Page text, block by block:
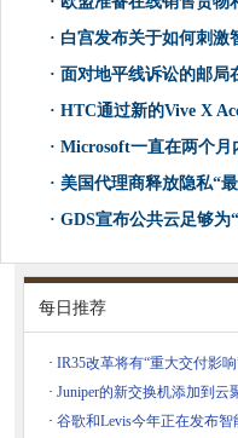
· 白宫发布关于如何刺激
· 面对地平线诉讼的邮局
· HTC通过新的Vive X
· Microsoft一直在两个月
· 美国代理商释放隐私“
· GDS宣布公共云足够为
每日推荐
· IR35改革将有“重大交付影
· Juniper的新交换机添加到云
· 谷歌和Levis今年正在发布智